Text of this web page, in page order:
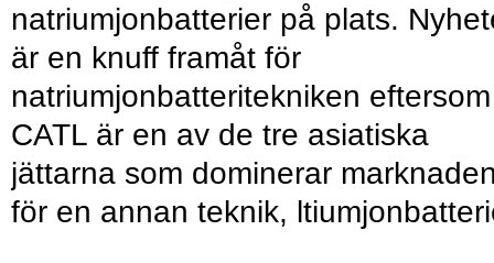
natriumjonbatterier på plats.
är en knuff framåt för
natriumjonbatteritekniken eftersom
CATL är en av de tre asiatiska
jättarna som dominerar
för en annan teknik,